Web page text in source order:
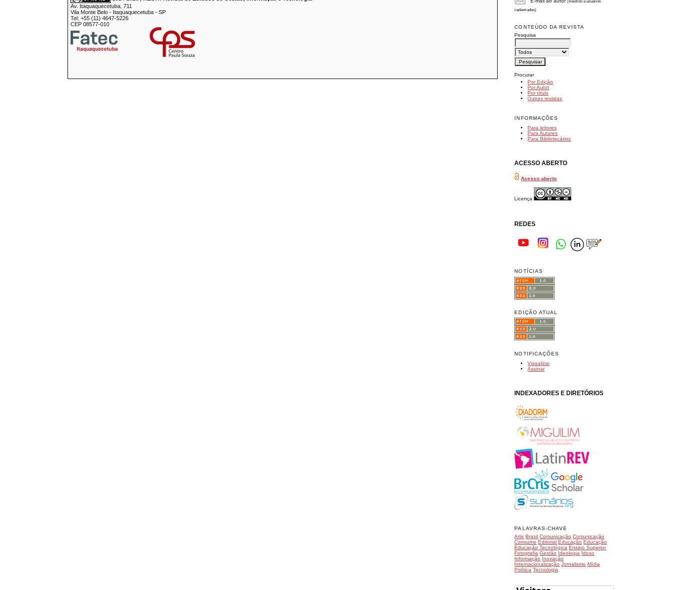
cadastrados)
CONTEÚDO DA REVISTA
Pesquisa
Procurar
Por Edição
Por Autor
Por título
Outras revistas
INFORMAÇÕES
Para leitores
Para Autores
Para Bibliotecários
ACESSO ABERTO
Acesso aberto
Licença
REDES
NOTÍCIAS
EDIÇÃO ATUAL
NOTIFICAÇÕES
Visualizar
Assinar
INDEXADORES E DIRETÓRIOS
PALAVRAS-CHAVE
Arte Brasil Comunicação Comunicação
Consumo Editorial Educação Educação
Educação Tecnológica Ensino Superior
Fotografia Gestão Ideologia Idoso
Informação Inovação
Internacionalização Jornalismo Mídia
Política Tecnologia
Av. Itaquaquecetuba, 711
Vila Monte Belo - Itaquaquecetuba - SP
Tel: +55 (11) 4647-5226
CEP 08577-010